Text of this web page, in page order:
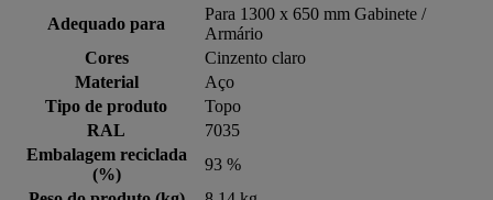
Adequado para
Para 1300 x 650 mm Gabinete /
Armário
Cores
Cinzento claro
Material
Aço
Tipo de produto
Topo
RAL
7035
Embalagem reciclada
(%)
93 %